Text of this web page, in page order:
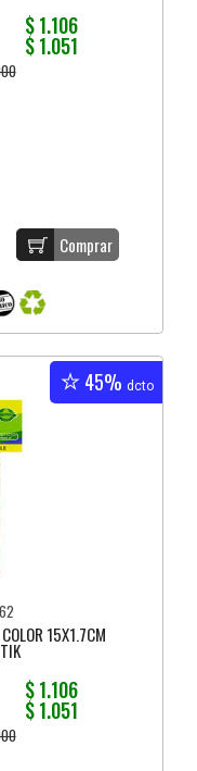
$ 1.106
$ 1.051
Comprar
45% dcto
15X1.7CM
$ 1.106
$ 1.051